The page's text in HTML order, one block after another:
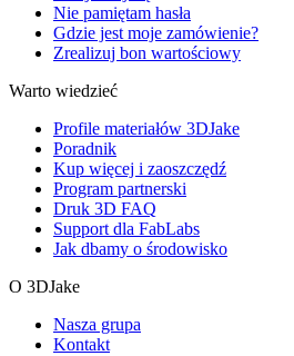
Nie pamiętam hasła
Gdzie jest moje zamówienie?
Zrealizuj bon wartościowy
Warto wiedzieć
Profile materiałów 3DJake
Poradnik
Kup więcej i zaoszczędź
Program partnerski
Druk 3D FAQ
Support dla FabLabs
Jak dbamy o środowisko
O 3DJake
Nasza grupa
Kontakt